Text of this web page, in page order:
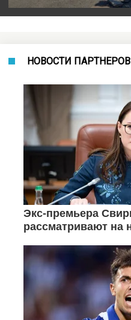
НОВОСТИ ПАРТНЕРОВ